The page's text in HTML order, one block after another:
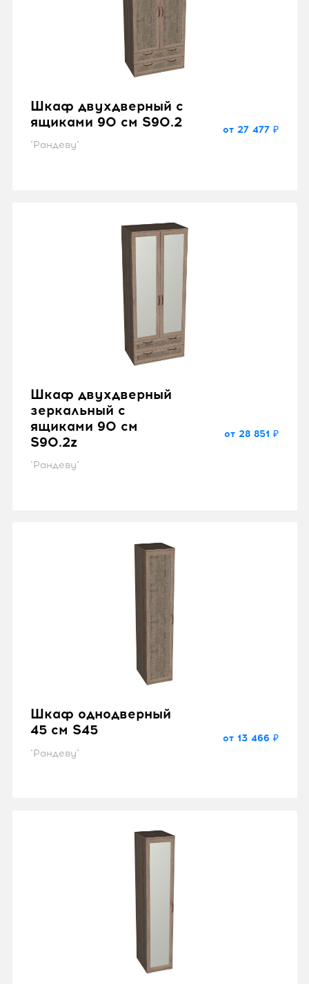
Шкаф двухдверный с
ящиками 90 см S90.2
"Рандеву"
от 27 477 ₽
Шкаф двухдверный
зеркальный с
ящиками 90 см
S90.2z
"Рандеву"
от 28 851 ₽
Шкаф однодверный
45 см S45
"Рандеву"
от 13 466 ₽